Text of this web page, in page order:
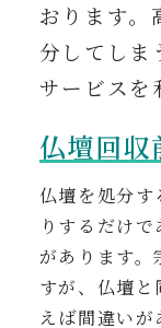
おります。
分してしま
サービスを
仏壇回収
仏壇を処分
りするだけ
があります
すが、仏壇
えば間違い